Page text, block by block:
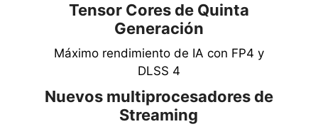
Tensor Cores de Quinta
Generación
Máximo rendimiento de IA con FP4 y
DLSS 4
Nuevos multiprocesadores de
Streaming